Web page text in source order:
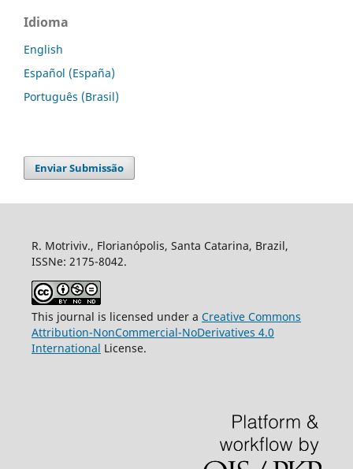
Idioma
English
Español (España)
Português (Brasil)
Enviar Submissão
R. Motriviv., Florianópolis, Santa Catarina, Brazil,
ISSNe: 2175-8042.
This journal is licensed under a Creative Commons
Attribution-NonCommercial-NoDerivatives 4.0
International License.